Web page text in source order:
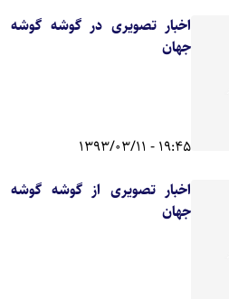
اخبار تصویری در گوشه گوشه
جهان
19:45 - 1393/03/11
اخبار تصویری از گوشه گوشه
جهان